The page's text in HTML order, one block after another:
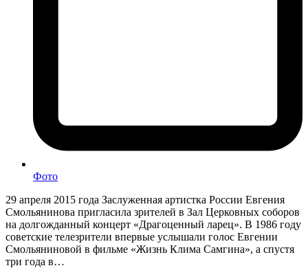
Фото
29 апреля 2015 года Заслуженная артистка России Евгения
Смольянинова пригласила зрителей в Зал Церковных соборов
на долгожданный концерт «Драгоценный ларец». В 1986 году
советские телезрители впервые услышали голос Евгении
Смольяниновой в фильме «Жизнь Клима Самгина», а спустя
три года в…